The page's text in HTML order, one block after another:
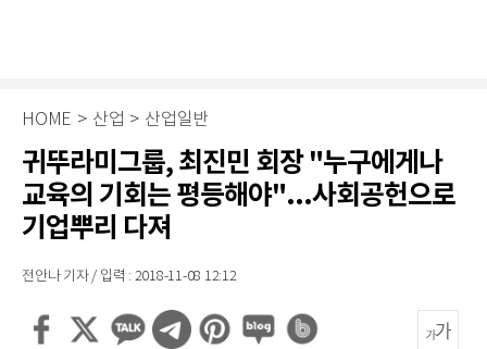
HOME > 산업 > 산업일반
귀뚜라미그룹, 최진민 회장 "누구에게나
교육의 기회는 평등해야"...사회공헌으로
기업뿌리 다져
전안나 기자 / 입력 : 2018-11-08 12:12